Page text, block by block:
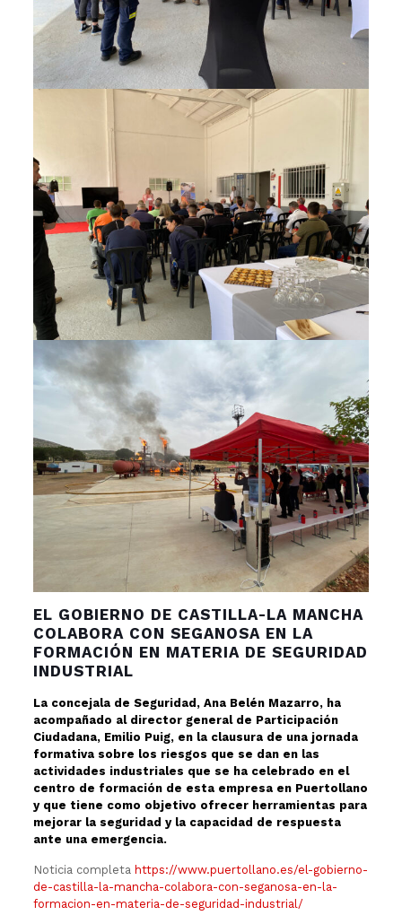
EL GOBIERNO DE CASTILLA-LA MANCHA
COLABORA CON SEGANOSA EN LA
FORMACIÓN EN MATERIA DE SEGURIDAD
INDUSTRIAL
La concejala de Seguridad, Ana Belén Mazarro, ha
acompañado al director general de Participación
Ciudadana, Emilio Puig, en la clausura de una jornada
formativa sobre los riesgos que se dan en las
actividades industriales que se ha celebrado en el
centro de formación de esta empresa en Puertollano
y que tiene como objetivo ofrecer herramientas para
mejorar la seguridad y la capacidad de respuesta
ante una emergencia.
Noticia completa https://www.puertollano.es/el-gobierno-
de-castilla-la-mancha-colabora-con-seganosa-en-la-
formacion-en-materia-de-seguridad-industrial/